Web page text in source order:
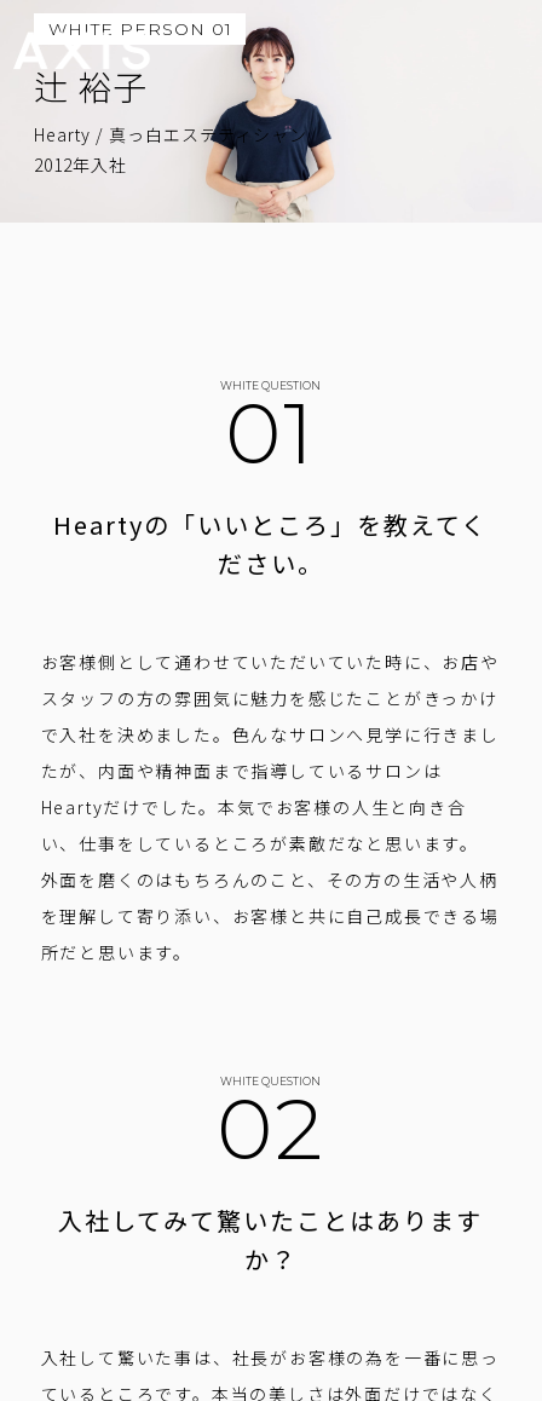
WHITE PERSON 01
辻 裕子
Hearty / 真っ白エステティシャン
2012年入社
WHITE QUESTION
01
Heartyの「いいところ」を教えてく
ださい。
お客様側として通わせていただいていた時に、お店や
スタッフの方の雰囲気に魅力を感じたことがきっかけ
で入社を決めました。色んなサロンへ見学に行きまし
たが、内面や精神面まで指導しているサロンは
Heartyだけでした。本気でお客様の人生と向き合
い、仕事をしているところが素敵だなと思います。
外面を磨くのはもちろんのこと、その方の生活や人柄
を理解して寄り添い、お客様と共に自己成長できる場
所だと思います。
WHITE QUESTION
02
入社してみて驚いたことはあります
か？
入社して驚いた事は、社長がお客様の為を一番に思っ
ているところです。本当の美しさは外面だけではなく